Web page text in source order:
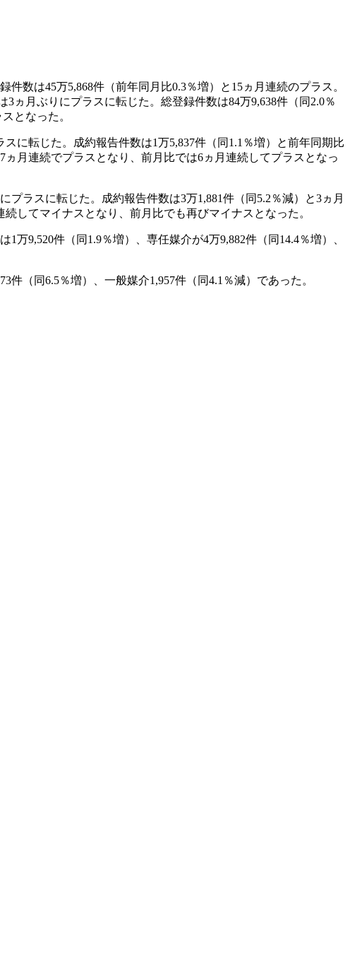
数は45万5,868件（前年同月比0.3％増）と15ヵ月連続のプラス。
ヵ月ぶりにプラスに転じた。総登録件数は84万9,638件（同2.0％
となった。
に転じた。成約報告件数は1万5,837件（同1.1％増）と前年同期比
月連続でプラスとなり、前月比では6ヵ月連続してプラスとなっ
ラスに転じた。成約報告件数は3万1,881件（同5.2％減）と3ヵ月
してマイナスとなり、前月比でも再びマイナスとなった。
9,520件（同1.9％増）、専任媒介が4万9,882件（同14.4％増）、
（同6.5％増）、一般媒介1,957件（同4.1％減）であった。